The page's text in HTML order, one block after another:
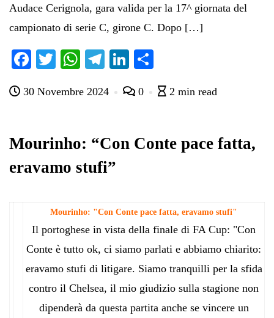
Audace Cerignola, gara valida per la 17^ giornata del
campionato di serie C, girone C. Dopo […]
Fa
bo
T
tte
W
ts
pp
Te
gr
m
Li
ed
di
di
30 Novembre 2024 0 2 min read
Mourinho: “Con Conte pace fatta,
eravamo stufi”
Mourinho: "Con Conte pace fatta, eravamo stufi"
Il portoghese in vista della finale di FA Cup: "Con
Conte è tutto ok, ci siamo parlati e abbiamo chiarito:
eravamo stufi di litigare. Siamo tranquilli per la sfida
contro il Chelsea, il mio giudizio sulla stagione non
dipenderà da questa partita anche se vincere un